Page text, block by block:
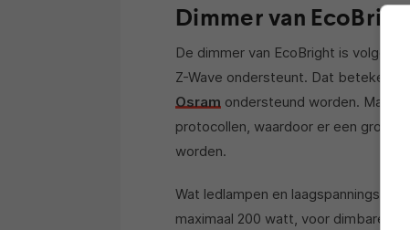
Dimmer van EcoBright
De dimmer van EcoBright is
Z-Wave ondersteunt. Dat betekent
Osram ondersteund worden. Maar
protocollen, waardoor er een grote
worden.
Wat ledlampen en
maximaal 200 watt, voor dimbare